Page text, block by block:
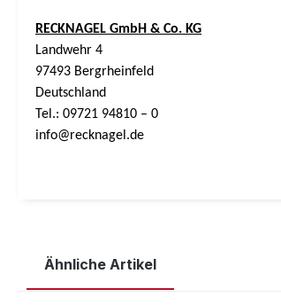
RECKNAGEL GmbH & Co. KG
Landwehr 4
97493 Bergrheinfeld
Deutschland
Tel.: 09721 94810 – 0
info@recknagel.de
Ähnliche Artikel